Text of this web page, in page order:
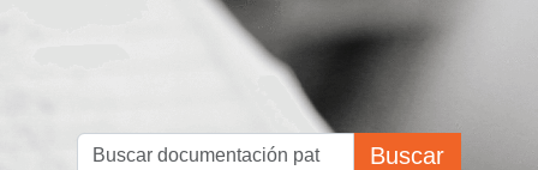
Buscar